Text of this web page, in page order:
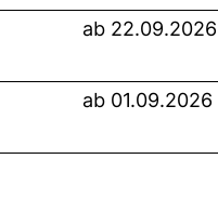
ab 22.09.2026
ab 01.09.2026